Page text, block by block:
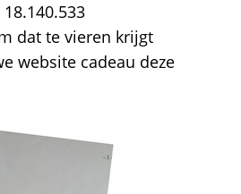
dat te vieren krijgt
website cadeau deze